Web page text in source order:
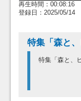
再生時間：00:08:16
登録日：2025/05/14
特集「森と
特集「森と、